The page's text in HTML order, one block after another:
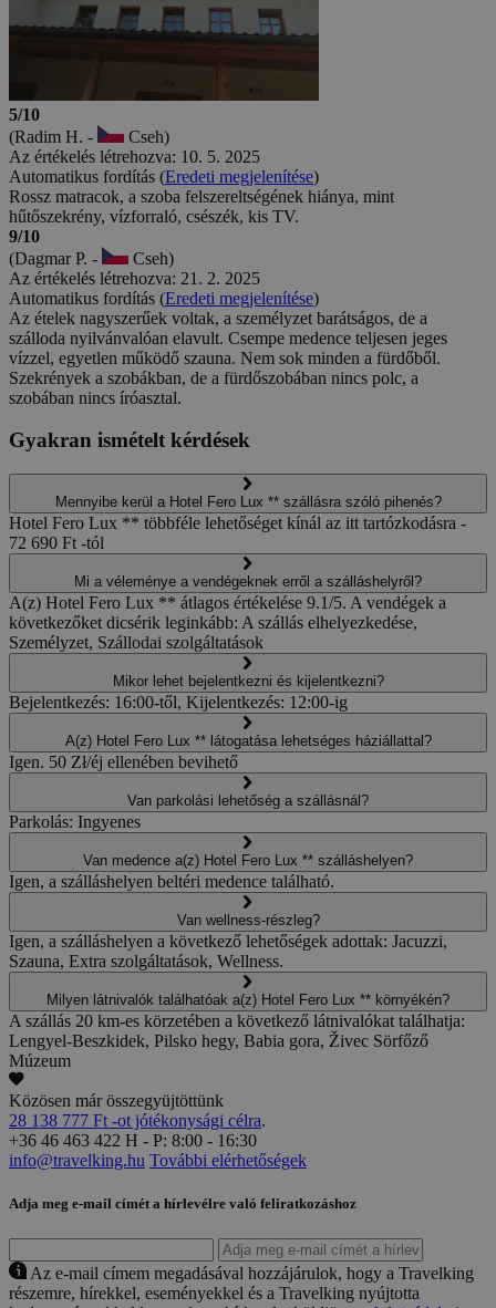
5/10
(Radim H. -
Cseh)
Az értékelés létrehozva: 10. 5. 2025
Automatikus fordítás (Eredeti megjelenítése)
Rossz matracok, a szoba felszereltségének hiánya, mint
hűtőszekrény, vízforraló, csészék, kis TV.
9/10
(Dagmar P. -
Cseh)
Az értékelés létrehozva: 21. 2. 2025
Automatikus fordítás (Eredeti megjelenítése)
Az ételek nagyszerűek voltak, a személyzet barátságos, de a
szálloda nyilvánvalóan elavult. Csempe medence teljesen jeges
vízzel, egyetlen működő szauna. Nem sok minden a fürdőből.
Szekrények a szobákban, de a fürdőszobában nincs polc, a
szobában nincs íróasztal.
Gyakran ismételt kérdések
Mennyibe kerül a Hotel Fero Lux ** szállásra szóló pihenés?
Hotel Fero Lux ** többféle lehetőséget kínál az itt tartózkodásra -
72 690 Ft -tól
Mi a véleménye a vendégeknek erről a szálláshelyről?
A(z) Hotel Fero Lux ** átlagos értékelése 9.1/5. A vendégek a
következőket dicsérik leginkább: A szállás elhelyezkedése,
Személyzet, Szállodai szolgáltatások
Mikor lehet bejelentkezni és kijelentkezni?
Bejelentkezés: 16:00-től, Kijelentkezés: 12:00-ig
A(z) Hotel Fero Lux ** látogatása lehetséges háziállattal?
Igen. 50 Zł/éj ellenében bevihető
Van parkolási lehetőség a szállásnál?
Parkolás: Ingyenes
Van medence a(z) Hotel Fero Lux ** szálláshelyen?
Igen, a szálláshelyen beltéri medence található.
Van wellness-részleg?
Igen, a szálláshelyen a következő lehetőségek adottak: Jacuzzi,
Szauna, Extra szolgáltatások, Wellness.
Milyen látnivalók találhatóak a(z) Hotel Fero Lux ** környékén?
A szállás 20 km-es körzetében a következő látnivalókat találhatja:
Lengyel-Beszkidek, Pilsko hegy, Babia gora, Živec Sörfőző
Múzeum
Közösen már összegyüjtöttünk
28 138 777 Ft -ot jótékonysági célra.
+36 46 463 422 H - P: 8:00 - 16:30
info@travelking.hu További elérhetőségek
Adja meg e-mail címét a hírlevélre való feliratkozáshoz
Az e-mail címem megadásával hozzájárulok, hogy a Travelking
részemre, hírekkel, eseményekkel és a Travelking nyújtotta